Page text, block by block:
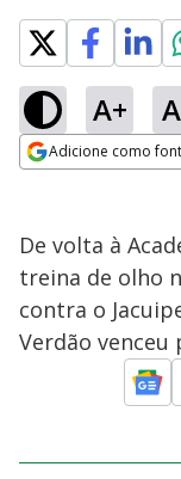
A+
Adicione como
De volta à
treina de olho
contra o
Verdão venceu